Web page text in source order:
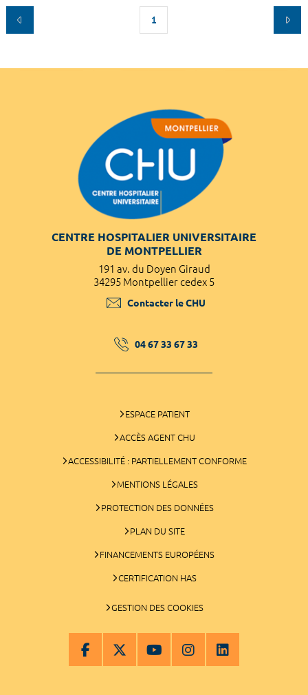
1
CENTRE HOSPITALIER UNIVERSITAIRE
DE MONTPELLIER
191 av. du Doyen Giraud
34295 Montpellier cedex 5
Contacter le CHU
04 67 33 67 33
ESPACE PATIENT
ACCÈS AGENT CHU
ACCESSIBILITÉ : PARTIELLEMENT CONFORME
MENTIONS LÉGALES
PROTECTION DES DONNÉES
PLAN DU SITE
FINANCEMENTS EUROPÉENS
CERTIFICATION HAS
GESTION DES COOKIES